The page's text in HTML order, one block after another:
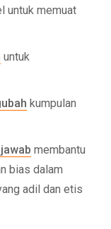
untuk memuat
untuk
kumpulan
membantu
bias dalam
adil dan etis